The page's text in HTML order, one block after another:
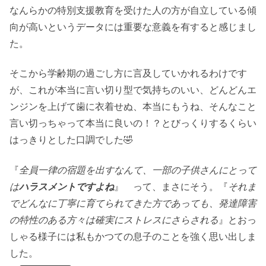
なんらかの特別支援教育を受けた人の方が自立している傾
向が高いというデータには重要な意義を有すると感じまし
た。
そこから学齢期の過ごし方に言及していかれるわけです
が、これが本当に言い切り型で気持ちのいい、どんどんエ
ンジンを上げて歯に衣着せぬ、本当にもうね、そんなこと
言い切っちゃって本当に良いの！？とびっくりするくらい
はっきりとした口調でした🤣
『全員一律の宿題を出すなんて、一部の子供さんにとって
はハラスメントですよね』 って、まさにそう。『それま
でどんなに丁寧に育てられてきた方であっても、発達障害
の特性のある方々は確実にストレスにさらされる 』とおっ
しゃる様子には私もかつての息子のことを強く思い出しま
した。